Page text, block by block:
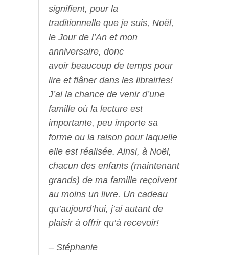
signifient, pour la
traditionnelle que je suis, Noël,
le Jour de l’An et mon
anniversaire, donc
avoir beaucoup de temps pour
lire et flâner dans les librairies!
J’ai la chance de venir d’une
famille où la lecture est
importante, peu importe sa
forme ou la raison pour laquelle
elle est réalisée. Ainsi, à Noël,
chacun des enfants (maintenant
grands) de ma famille reçoivent
au moins un livre. Un cadeau
qu’aujourd’hui, j’ai autant de
plaisir à offrir qu’à recevoir!
– Stéphanie